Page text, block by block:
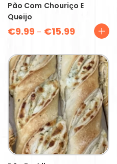
Pão Com Chouriço E
Queijo
€9.99 – €15.99